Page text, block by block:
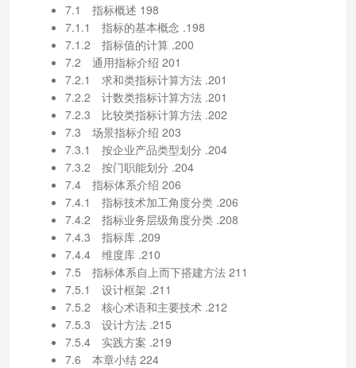
7.1 指标概述 198
7.1.1 指标的基本概念 .198
7.1.2 指标值的计算 .200
7.2 通用指标介绍 201
7.2.1 求和类指标计算方法 .201
7.2.2 计数类指标计算方法 .201
7.2.3 比较类指标计算方法 .202
7.3 场景指标介绍 203
7.3.1 按企业产品类型划分 .204
7.3.2 按门职能划分 .204
7.4 指标体系介绍 206
7.4.1 指标技术加工角度分类 .206
7.4.2 指标业务层级角度分类 .208
7.4.3 指标库 .209
7.4.4 维度库 .210
7.5 指标体系自上而下搭建方法 211
7.5.1 设计框架 .211
7.5.2 核心术语和主要技术 .212
7.5.3 设计方法 .215
7.5.4 实践方案 .219
7.6 本章小结 224